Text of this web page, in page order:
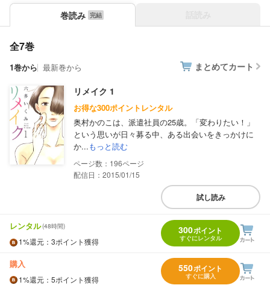
巻読み
全7巻
1巻から 最新巻から まとめてカート
リメイク 1
お得な300ポイントレンタル
奥村かのこは、派遣社員の25歳。「変わりたい！」
という思いが日々募る中、ある出会いをきっかけに
か...もっと読む
196
配信日：2015/01/15
試し読み
レンタル(48時間)
1%還元 ：3ポイント獲得
300ポイント
すぐにレンタル
購入
1%還元 ：5ポイント獲得
550ポイント
すぐに購入